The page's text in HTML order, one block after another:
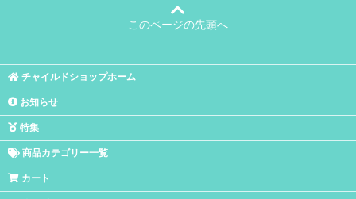
このページの先頭へ
チャイルドショップホーム
お知らせ
特集
商品カテゴリー一覧
カート